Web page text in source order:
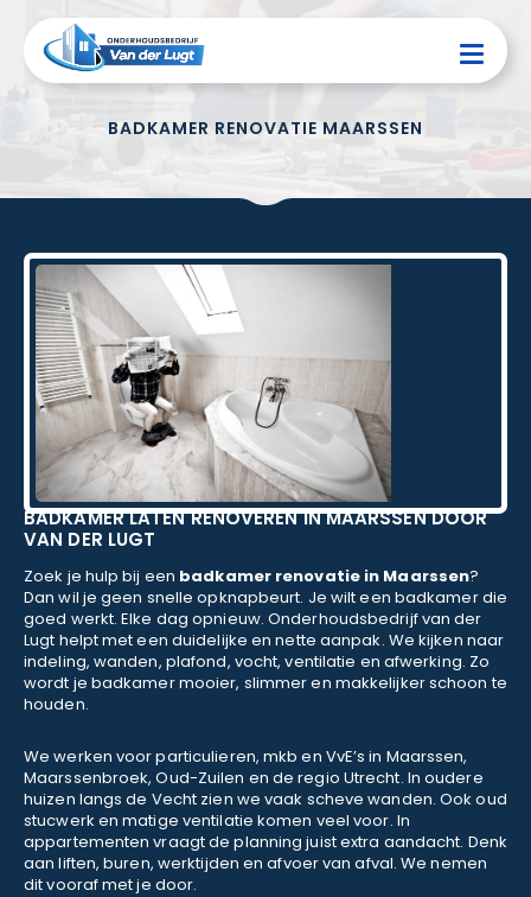
BADKAMER RENOVATIE MAARSSEN
BADKAMER LATEN RENOVEREN IN MAARSSEN DOOR
VAN DER LUGT
Zoek je hulp bij een badkamer renovatie in Maarssen?
Dan wil je geen snelle opknapbeurt. Je wilt een badkamer die
goed werkt. Elke dag opnieuw. Onderhoudsbedrijf van der
Lugt helpt met een duidelijke en nette aanpak. We kijken naar
indeling, wanden, plafond, vocht, ventilatie en afwerking. Zo
wordt je badkamer mooier, slimmer en makkelijker schoon te
houden.
We werken voor particulieren, mkb en VvE’s in Maarssen,
Maarssenbroek, Oud-Zuilen en de regio Utrecht. In oudere
huizen langs de Vecht zien we vaak scheve wanden. Ook oud
stucwerk en matige ventilatie komen veel voor. In
appartementen vraagt de planning juist extra aandacht. Denk
aan liften, buren, werktijden en afvoer van afval. We nemen
dit vooraf met je door.